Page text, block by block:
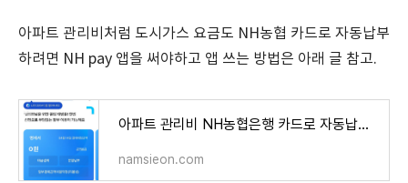
아파트 관리비처럼 도시가스 요금도 NH농협 카드로 자동납부
하려면 NH pay 앱을 써야하고 앱 쓰는 방법은 아래 글 참고.
아파트 관리비 NH농협은행 카드로 자동납부 신청방법 (실제 경험)
namsieon.com